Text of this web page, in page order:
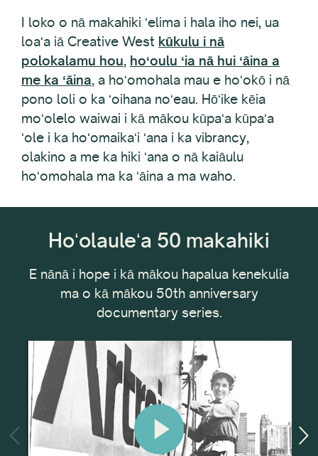
I loko o nā makahiki ʻelima i hala iho nei, ua
loaʻa iā Creative West kūkulu i nā
polokalamu hou, hoʻoulu ʻia nā hui ʻāina a
me ka ʻāina, a hoʻomohala mau e hoʻokō i nā
pono loli o ka ʻoihana noʻeau. Hōʻike kēia
moʻolelo waiwai i kā mākou kūpaʻa kūpaʻa
ʻole i ka hoʻomaikaʻi ʻana i ka vibrancy,
olakino a me ka hiki ʻana o nā kaiāulu
hoʻomohala ma ka ʻāina a ma waho.
Hoʻolauleʻa 50 makahiki
E nānā i hope i kā mākou hapalua kenekulia
ma o kā mākou 50th anniversary
documentary series.